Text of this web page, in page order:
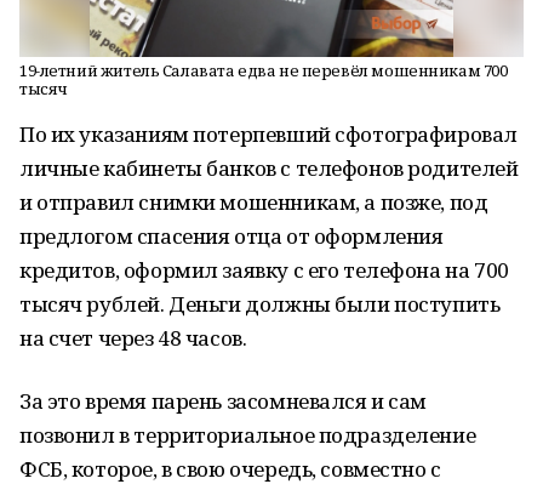
19-летний житель Салавата едва не перевёл мошенникам 700
тысяч
По их указаниям потерпевший сфотографировал
личные кабинеты банков с телефонов родителей
и отправил снимки мошенникам, а позже, под
предлогом спасения отца от оформления
кредитов, оформил заявку с его телефона на 700
тысяч рублей. Деньги должны были поступить
на счет через 48 часов.
За это время парень засомневался и сам
позвонил в территориальное подразделение
ФСБ, которое, в свою очередь, совместно с